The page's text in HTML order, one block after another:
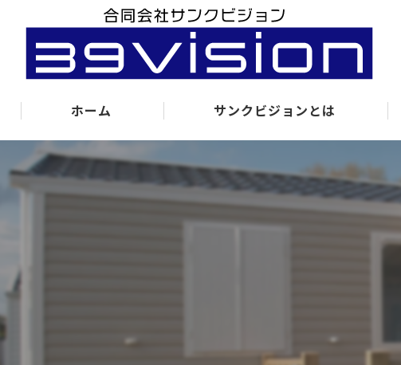
ホーム サンクビジョンとは